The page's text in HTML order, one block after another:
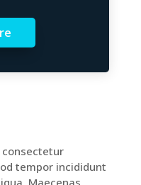
tempor incididunt